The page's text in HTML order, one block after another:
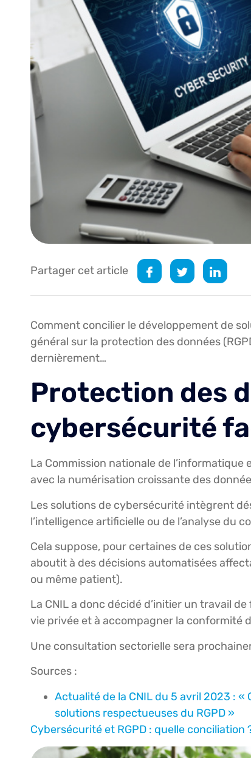
Partager cet article
Comment concilier le développement de
général sur la protection des données
dernièrement…
Protection des
cybersécurité
La Commission nationale de
avec la numérisation croissante des
Les solutions de cybersécurité intègrent
l’intelligence artificielle ou de l’analyse du
Cela suppose, pour certaines de ces
aboutit à des décisions automatisées
ou même patient).
La CNIL a donc décidé d’initier un travail
vie privée et à accompagner la conformité
Une consultation sectorielle sera
Sources :
Actualité de la CNIL du 5 avril 2023 :
solutions respectueuses du RGPD »
Cybersécurité et RGPD : quelle conciliation